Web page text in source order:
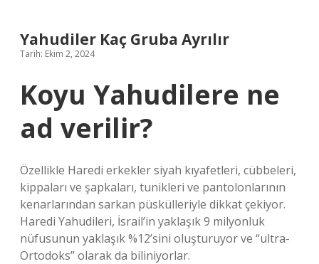
Yahudiler Kaç Gruba Ayrılır
Tarih: Ekim 2, 2024
Koyu Yahudilere ne
ad verilir?
Özellikle Haredi erkekler siyah kıyafetleri, cübbeleri,
kippaları ve şapkaları, tunikleri ve pantolonlarının
kenarlarından sarkan püskülleriyle dikkat çekiyor.
Haredi Yahudileri, İsrail’in yaklaşık 9 milyonluk
nüfusunun yaklaşık %12’sini oluşturuyor ve “ultra-
Ortodoks” olarak da biliniyorlar.